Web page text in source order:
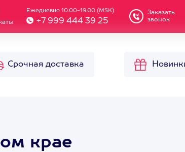
Ежедневно 10.00-19.00 (MSK)
+7 999 444 39 25
Заказать
звонок
Срочная доставка
крае